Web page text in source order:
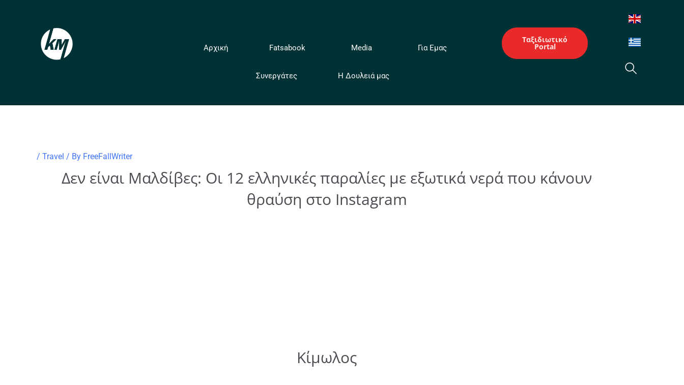
Αρχική Fatsabook Media Για Εμας
Συνεργάτες Η Δουλειά μας
Ταξιδιωτικό
Portal
/ Travel / By FreeFallWriter
Δεν είναι Μαλδίβες: Οι 12 ελληνικές παραλίες με εξωτικά νερά που κάνουν
θραύση στο Instagram
Κίμωλος